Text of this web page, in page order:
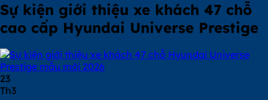
Sự kiện giới thiệu xe khách 47 chỗ
cao cấp Hyundai Universe Prestige
23
Th3